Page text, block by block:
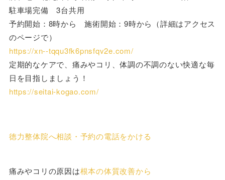
駐車場完備 3台共用
予約開始：8時から 施術開始：9時から（詳細はアクセス
のページで）
https://xn--tqqu3fk6pnsfqv2e.com/
定期的なケアで、痛みやコリ、体調の不調のない快適な毎
日を目指しましょう！
https://seitai-kogao.com/
徳力整体院へ相談・予約の電話をかける
痛みやコリの原因は根本の体質改善から